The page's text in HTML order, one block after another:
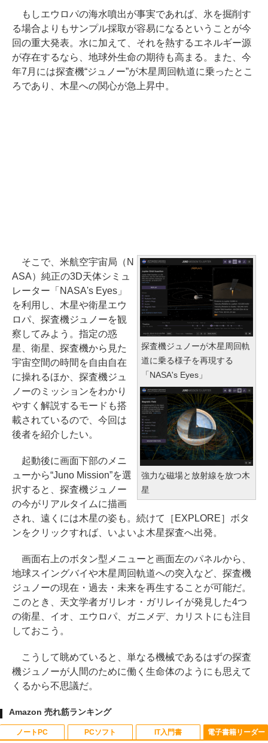
もしエウロパの海水噴出が事実であれば、氷を掘削す
る場合よりもサンプル採取が容易になるということが今
回の重大発表。水に加えて、それを熱するエネルギー源
が存在するなら、地球外生命の期待も高まる。また、今
年7月には探査機“ジュノー”が木星周回軌道に乗ったとこ
ろであり、木星への関心が急上昇中。
探査機ジュノーが木星周回軌
道に乗る様子を再現する
「NASA's Eyes」
強力な磁場と放射線を放つ木
星
そこで、米航空宇宙局（N
ASA）純正の3D天体シミュ
レーター「NASA's Eyes」
を利用し、木星や衛星エウ
ロパ、探査機ジュノーを観
察してみよう。指定の惑
星、衛星、探査機から見た
宇宙空間の時間を自由自在
に操れるほか、探査機ジュ
ノーのミッションをわかり
やすく解説するモードも搭
載されているので、今回は
後者を紹介したい。
起動後に画面下部のメニ
ューから“Juno Mission”を選
択すると、探査機ジュノー
の今がリアルタイムに描画
され、遠くには木星の姿も。続けて［EXPLORE］ボタ
ンをクリックすれば、いよいよ木星探査へ出発。
画面右上のボタン型メニューと画面左のパネルから、
地球スイングバイや木星周回軌道への突入など、探査機
ジュノーの現在・過去・未来を再生することが可能だ。
このとき、天文学者ガリレオ・ガリレイが発見した4つ
の衛星、イオ、エウロパ、ガニメデ、カリストにも注目
しておこう。
こうして眺めていると、単なる機械であるはずの探査
機ジュノーが人間のために働く生命体のようにも思えて
くるから不思議だ。
Amazon 売れ筋ランキング
ノートPC PCソフト IT入門書 電子書籍リーダー